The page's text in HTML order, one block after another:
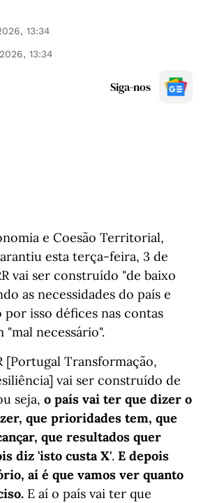
13:34
13:34
Siga-nos
e Coesão Territorial,
esta terça-feira, 3 de
vai ser construído "de baixo
as necessidades do país e
isso défices nas contas
necessário".
[Portugal Transformação,
vai ser construído de
seja, o país vai ter que dizer o
que prioridades tem, que
que resultados quer
diz 'isto custa X'. E depois
aí é que vamos ver quanto
E aí o país vai ter que